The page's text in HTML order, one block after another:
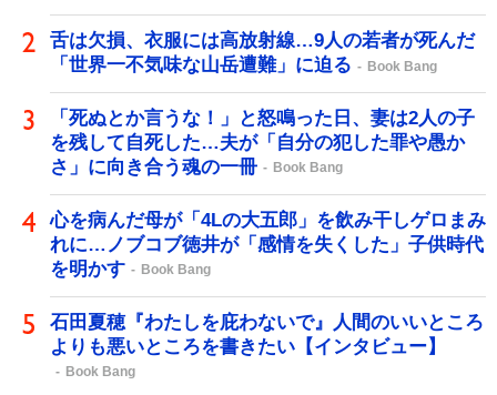
舌は欠損、衣服には高放射線…9人の若者が死んだ
「世界一不気味な山岳遭難」に迫る
Book Bang
「死ぬとか言うな！」と怒鳴った日、妻は2人の子
を残して自死した…夫が「自分の犯した罪や愚か
さ」に向き合う魂の一冊
Book Bang
心を病んだ母が「4Lの大五郎」を飲み干しゲロまみ
れに…ノブコブ徳井が「感情を失くした」子供時代
を明かす
Book Bang
石田夏穂『わたしを庇わないで』人間のいいところ
よりも悪いところを書きたい【インタビュー】
Book Bang